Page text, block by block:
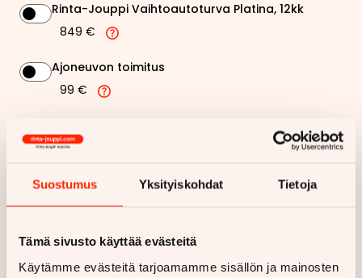
Suostumus Yksityiskohdat Tietoja
Tämä sivusto käyttää evästeitä
Käytämme evästeitä tarjoamamme sisällön ja mainosten
Rinta-Jouppi Vaihtoautoturva Platina, 12kk
849 €
Ajoneuvon toimitus
99 €
99 €
Kuukausierä
Näytä hintaerittely